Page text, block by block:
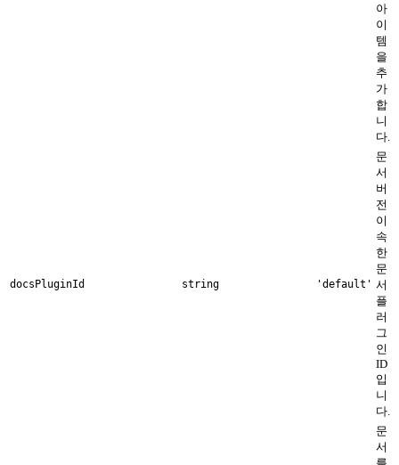
아
이
템
을
추
가
합
니
다.
docsPluginId string 'default'
문
서
버
전
이
속
한
문
서
플
러
그
인
ID
입
니
다.
문
서